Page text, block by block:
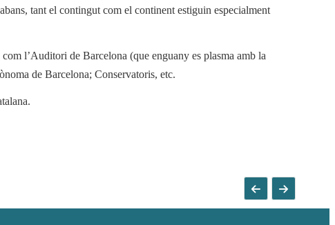
tant el contingut com el continent estiguin especialment
l’Auditori de Barcelona (que enguany es plasma amb la
de Barcelona; Conservatoris, etc.